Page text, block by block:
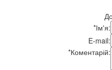
*Ім'я:
E-mail:
*Коментарій: